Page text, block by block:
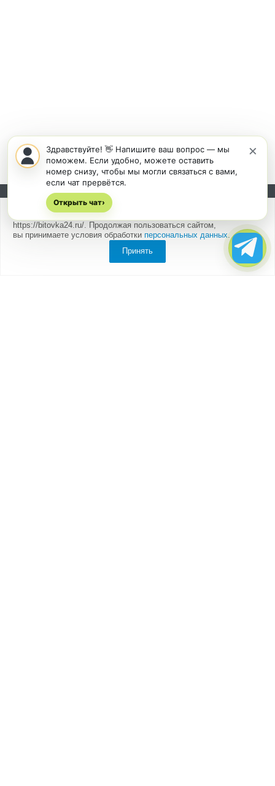
Подписывайтесь на новости и акции:
используем cookiesдля быстрой и удобной работы сайта
https://bitovka24.ru/. Продолжая пользоваться сайтом,
вы принимаете условия обработки персональных данных.
Принять
×
Здравствуйте! 👋 Напишите ваш вопрос — мы
поможем. Если удобно, можете оставить
номер снизу, чтобы мы могли связаться с вами,
если чат прервётся.
Открыть чат›